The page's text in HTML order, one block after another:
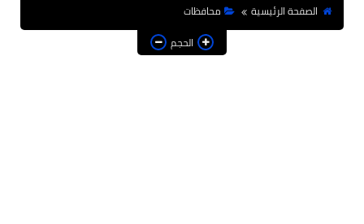
فن
الصفحة الرئيسية
محافظات
الحجم